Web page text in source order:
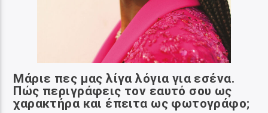
Μάριε πες μας λίγα λόγια για εσένα.
Πώς περιγράφεις τον εαυτό σου ως
χαρακτήρα και έπειτα ως φωτογράφο;